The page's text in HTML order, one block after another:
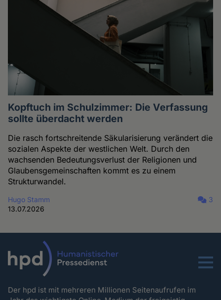
Kopftuch im Schulzimmer: Die Verfassung
sollte überdacht werden
Die rasch fortschreitende Säkularisierung verändert die
sozialen Aspekte der westlichen Welt. Durch den
wachsenden Bedeutungsverlust der Religionen und
Glaubensgemeinschaften kommt es zu einem
Strukturwandel.
Hugo Stamm
13.07.2026
3
Menu
Der hpd ist mit mehreren Millionen Seitenaufrufen im